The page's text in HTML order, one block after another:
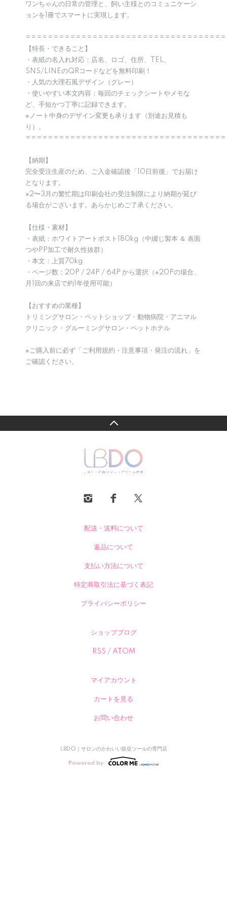
ワンちゃんの日常の管理と、飼い主様とのコミュニケーシ
ョンを1冊でスマートに実現します。
【特長・できること】
・表紙の名入れ対応：店名、ロゴ、住所、TEL、
SNS/LINEのQRコードなどを無料印刷！
・人気の大理石風デザイン（グレー）
・使いやすい本文内容：毎回のチェックシートやメモな
ど、手短かつ丁寧に記録できます。
※ノート中身のデザイン変更も承ります（別途お見積も
り）。
【納期】
完全受注生産のため、ご入金確認後「10日前後」でお届け
となります。
※2〜3月の繁忙期は印刷会社の受注制限により納期が延び
る場合がございます。あらかじめご了承ください。
【仕様・素材】
・表紙：ホワイトアートポスト180kg（中綴じ製本 ＆ 表面
つやPP加工で耐久性抜群）
・本文：上質70kg
・ページ数：20P / 24P / 64P から選択（※20Pの場合、
月1回の来店で約1年使用可能）
【おすすめの業種】
トリミングサロン・ペットショップ・動物病院・アニマル
クリニック・グルーミングサロン・ペットホテル
※ご購入前に必ず「ご利用規約・注意事項・発注の流れ」を
ご確認ください。
配送・送料について
返品について
支払い方法について
特定商取引法に基づく表記
プライバシーポリシー
ショップブログ
RSS / ATOM
マイアカウント
カートを見る
お問い合わせ
LBDO｜サロンのかわいい販促ツールの専門店
Powered by